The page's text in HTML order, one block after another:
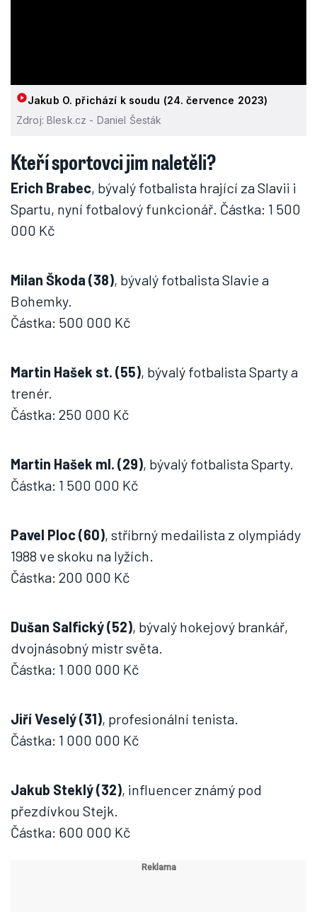
Jakub O. přichází k soudu (24. července 2023)
Zdroj: Blesk.cz - Daniel Šesták
Kteří sportovci jim naletěli?
Erich Brabec, bývalý fotbalista hrající za Slavii i
Spartu, nyní fotbalový funkcionář. Částka: 1 500
000 Kč
Milan Škoda (38), bývalý fotbalista Slavie a
Bohemky.
Částka: 500 000 Kč
Martin Hašek st. (55), bývalý fotbalista Sparty a
trenér.
Částka: 250 000 Kč
Martin Hašek ml. (29), bývalý fotbalista Sparty.
Částka: 1 500 000 Kč
Pavel Ploc (60), stříbrný medailista z olympiády
1988 ve skoku na lyžích.
Částka: 200 000 Kč
Dušan Salfický (52), bývalý hokejový brankář,
dvojnásobný mistr světa.
Částka: 1 000 000 Kč
Jiří Veselý (31), profesionální tenista.
Částka: 1 000 000 Kč
Jakub Steklý (32), influencer známý pod
přezdívkou Stejk.
Částka: 600 000 Kč